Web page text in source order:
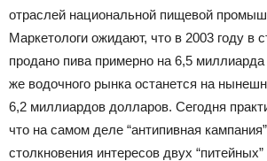
отраслей национальной пищевой
Маркетологи ожидают, что в 2003 году в
продано пива примерно на 6,5
же водочного рынка останется на
6,2 миллиардов долларов. Сегодня
что на самом деле “антипивная
столкновения интересов двух